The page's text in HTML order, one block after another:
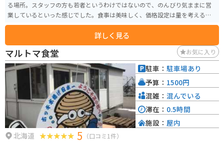
る場所。スタッフの方も若者というわけではないので、のんびり気ままに営
業しているといった感じでした。食事は美味しく、価格設定は量を考えると
安価であったと思います。
詳しく見る
マルトマ食堂 お気に入り
北海道 5 （口コミ1件）
駐車： 駐車場あり
予算： 1500円
混雑： 混んでいる
滞在： 0.5時間
施設： 屋内